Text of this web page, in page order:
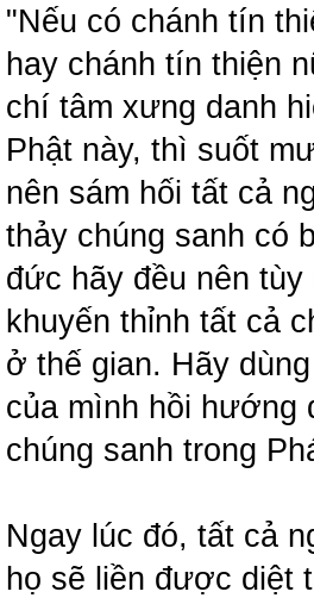
"Nếu có chánh tín
hay chánh tín thiện
chí tâm xưng danh
Phật này, thì suốt
nên sám hối tất cả
thảy chúng sanh có
đức hãy đều nên tùy
khuyến thỉnh tất cả
ở thế gian. Hãy
của mình hồi hướng
chúng sanh trong
Ngay lúc đó, tất cả
họ sẽ liền được diệt